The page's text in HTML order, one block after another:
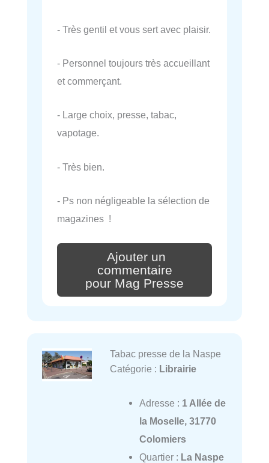
- Très gentil et vous sert avec plaisir.
- Personnel toujours très accueillant
et commerçant.
- Large choix, presse, tabac,
vapotage.
- Très bien.
- Ps non négligeable la sélection de
magazines !
Ajouter un
commentaire
pour Mag Presse
Tabac presse de la Naspe
Catégorie : Librairie
Adresse : 1 Allée de
la Moselle, 31770
Colomiers
Quartier : La Naspe